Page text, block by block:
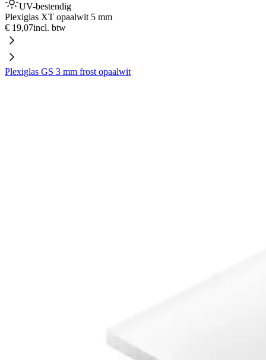
UV-bestendig
Plexiglas XT opaalwit 5 mm
€ 19,07incl. btw
Plexiglas GS 3 mm frost opaalwit